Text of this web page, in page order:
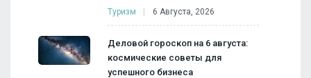
Туризм 6 Августа, 2026
Деловой гороскоп на 6 августа:
космические советы для
успешного бизнеса